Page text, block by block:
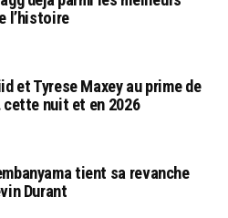
l’histoire
et Tyrese Maxey au prime de
cette nuit et en 2026
tient sa revanche
Durant